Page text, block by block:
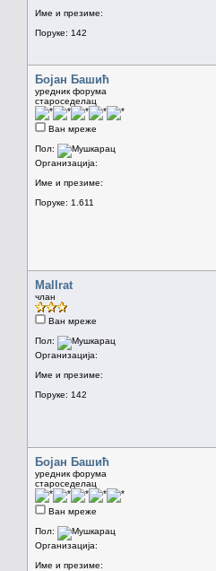
Име и презиме:
Поруке: 142
Бојан Башић
уредник форума
староседелац
Ван мреже
Пол:
Организација:
Име и презиме:
Поруке: 1.611
Mallrat
члан
Ван мреже
Пол:
Организација:
Име и презиме:
Поруке: 142
Бојан Башић
уредник форума
староседелац
Ван мреже
Пол:
Организација:
Име и презиме: